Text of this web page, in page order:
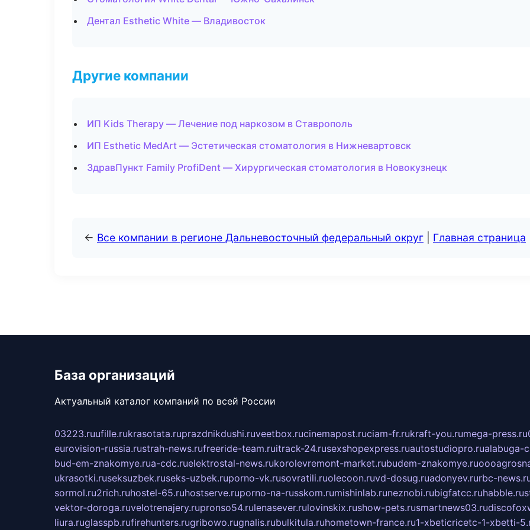
Дентал Esthetic White — Владивосток
Другие компании
ИП Kids Therapy — Лечение под наркозом в Ставрополь
ИП Esthetic MedArt — Эстетическая стоматология в Нижневартовск
ЗдравПункт Family ProfiDent — Хирургическая стоматология в Новокузнецк
← Все компании в регионе Дальневосточный федеральный округ Главная страница
База организаций
Актуальный каталог компаний по всей России
03223.ruufille.rukrasotata.ruprazdnikdushi.ruveetbox.rucinemapost.ruciam-fr.rukraft-you.rumega-press.ru
eurovision-russia.rustrah-news.rufreeride-team.ruitrack-24.rusexshopexpress.ruautostudiopro.rualabuga-
bud-em-znakomye.rua-cdc.ruelektrostal-news.rukorolevremont-market.rubudem-znakomye.ru
ukrasotki.ruseksuzbek.ruseks-uzbek.ruporno-vk.rusovratili.ruolecoon.ruvd-dosug.ruadonyev.rurbc-
sormol.ru2rich.ruhostel-65.ruhostserve.ruporno-na-russkom.rumishinlab.runeznobi.rubigfatcc.ruhabble.ru
vektor-doroga.ruvelotrenajery.rupronso54.rulenasever.rulovinskix.rushow-pets.rusmartnews03.ru
liura.ruglasspb.rufirehunters.rugribowo.rugnalis.rubulkitula.ruhometown-france.ru1-xbeticricetc-1-xbetti-